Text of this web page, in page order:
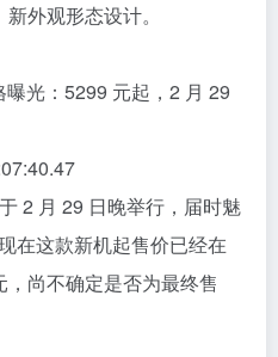
外观形态设计。
光：5299 元起，2 月 29
2 月 29 日晚举行，届时魅
在这款新机起售价已经在
尚不确定是否为最终售